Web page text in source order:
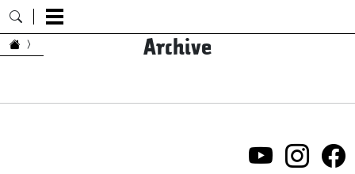
Zum Inhalt springen Archive